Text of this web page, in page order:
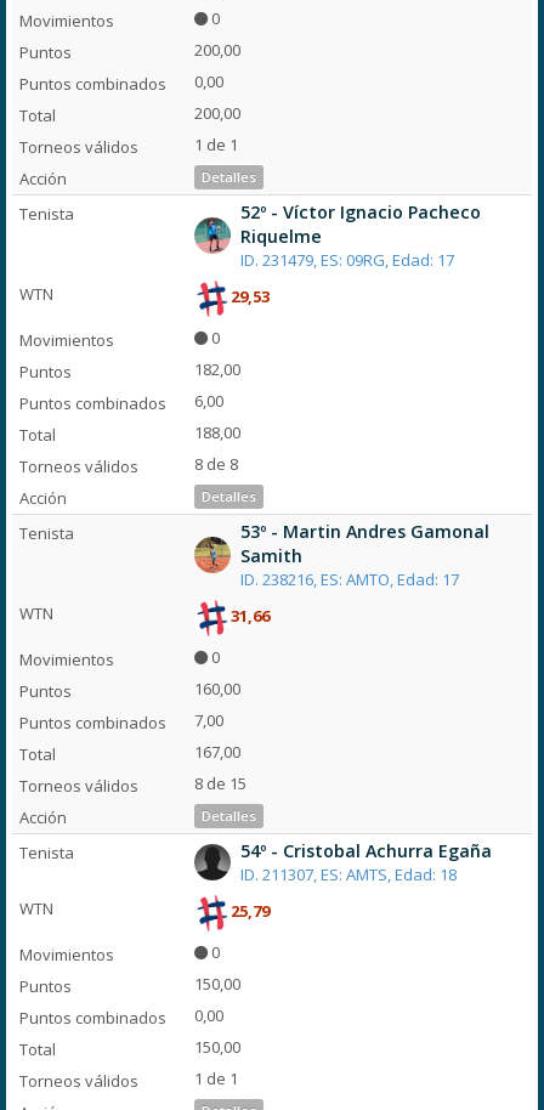
0
200,00
0,00
200,00
1 de 1
Detalles
52º - Víctor Ignacio Pacheco
Riquelme
ID. 231479, ES: 09RG, Edad: 17
29,53
0
182,00
6,00
188,00
8 de 8
Detalles
53º - Martin Andres Gamonal
Samith
ID. 238216, ES: AMTO, Edad: 17
31,66
0
160,00
7,00
167,00
8 de 15
Detalles
54º - Cristobal Achurra Egaña
ID. 211307, ES: AMTS, Edad: 18
25,79
0
150,00
0,00
150,00
1 de 1